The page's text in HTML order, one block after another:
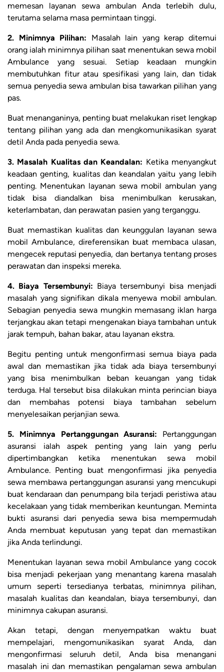
memesan layanan sewa ambulan Anda terlebih dulu,
terutama selama masa permintaan tinggi.
2. Minimnya Pilihan: Masalah lain yang kerap ditemui
orang ialah minimnya pilihan saat menentukan sewa mobil
Ambulance yang sesuai. Setiap keadaan mungkin
membutuhkan fitur atau spesifikasi yang lain, dan tidak
semua penyedia sewa ambulan bisa tawarkan pilihan yang
pas.
Buat menanganinya, penting buat melakukan riset lengkap
tentang pilihan yang ada dan mengkomunikasikan syarat
detil Anda pada penyedia sewa.
3. Masalah Kualitas dan Keandalan: Ketika menyangkut
keadaan genting, kualitas dan keandalan yaitu yang lebih
penting. Menentukan layanan sewa mobil ambulan yang
tidak bisa diandalkan bisa menimbulkan kerusakan,
keterlambatan, dan perawatan pasien yang terganggu.
Buat memastikan kualitas dan keunggulan layanan sewa
mobil Ambulance, direferensikan buat membaca ulasan,
mengecek reputasi penyedia, dan bertanya tentang proses
perawatan dan inspeksi mereka.
4. Biaya Tersembunyi: Biaya tersembunyi bisa menjadi
masalah yang signifikan dikala menyewa mobil ambulan.
Sebagian penyedia sewa mungkin memasang iklan harga
terjangkau akan tetapi mengenakan biaya tambahan untuk
jarak tempuh, bahan bakar, atau layanan ekstra.
Begitu penting untuk mengonfirmasi semua biaya pada
awal dan memastikan jika tidak ada biaya tersembunyi
yang bisa menimbulkan beban keuangan yang tidak
terduga. Hal tersebut bisa dilakukan minta perincian biaya
dan membahas potensi biaya tambahan sebelum
menyelesaikan perjanjian sewa.
5. Minimnya Pertanggungan Asuransi: Pertanggungan
asuransi ialah aspek penting yang lain yang perlu
dipertimbangkan ketika menentukan sewa mobil
Ambulance. Penting buat mengonfirmasi jika penyedia
sewa membawa pertanggungan asuransi yang mencukupi
buat kendaraan dan penumpang bila terjadi peristiwa atau
kecelakaan yang tidak memberikan keuntungan. Meminta
bukti asuransi dari penyedia sewa bisa mempermudah
Anda membuat keputusan yang tepat dan memastikan
jika Anda terlindungi.
Menentukan layanan sewa mobil Ambulance yang cocok
bisa menjadi pekerjaan yang menantang karena masalah
umum seperti tersedianya terbatas, minimnya pilihan,
masalah kualitas dan keandalan, biaya tersembunyi, dan
minimnya cakupan asuransi.
Akan tetapi, dengan menyempatkan waktu buat
mempelajari, mengomunikasikan syarat Anda, dan
mengonfirmasi seluruh detil, Anda bisa menangani
masalah ini dan memastikan pengalaman sewa ambulan